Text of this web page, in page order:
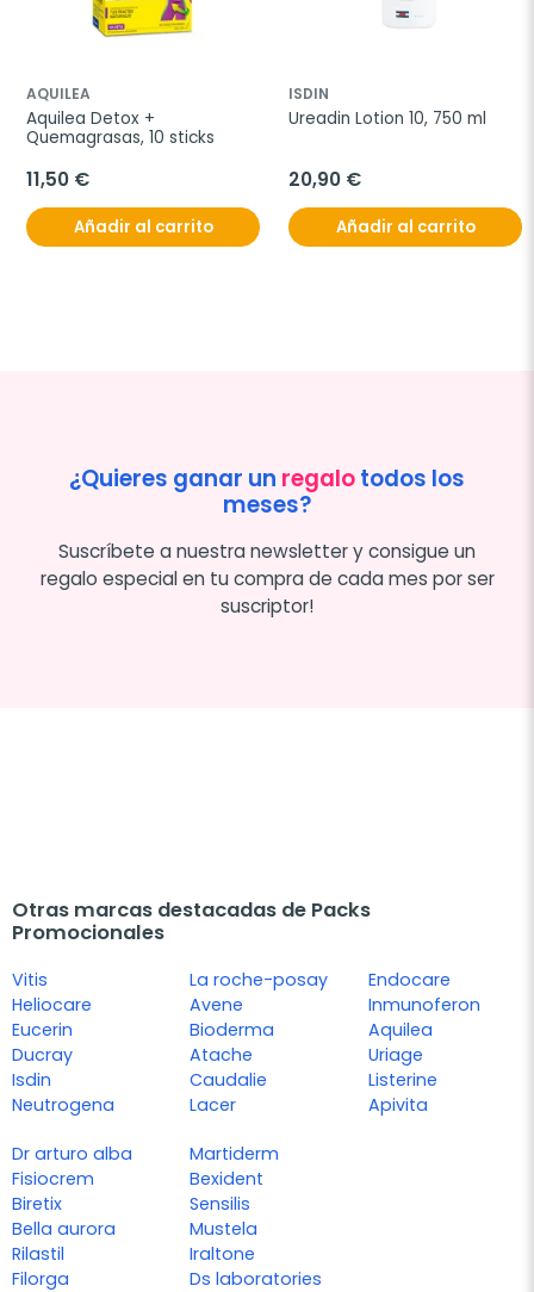
AQUILEA
Aquilea Detox +
Quemagrasas, 10 sticks
11,50 €
Añadir al carrito
ISDIN
Ureadin Lotion 10, 750 ml
20,90 €
Añadir al carrito
¿Quieres ganar un regalotodos los
meses?
Suscríbete a nuestra newsletter y consigue un
regalo especial en tu compra de cada mes por ser
suscriptor!
Otras marcas destacadas de Packs
Promocionales
Vitis
Heliocare
Eucerin
Ducray
Isdin
Neutrogena
La roche-posay
Avene
Bioderma
Atache
Caudalie
Lacer
Endocare
Inmunoferon
Aquilea
Uriage
Listerine
Apivita
Dr arturo alba
Fisiocrem
Biretix
Bella aurora
Rilastil
Filorga
Martiderm
Bexident
Sensilis
Mustela
Iraltone
Ds laboratories